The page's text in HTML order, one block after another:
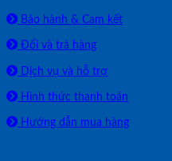
Bảo hành & Cam kết
Đổi và trả hàng
Dịch vụ và hỗ trợ
Hình thức thanh toán
Hướng dẫn mua hàng